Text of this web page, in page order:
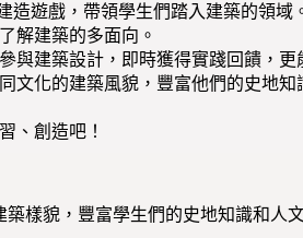
造遊戲，帶領學生們踏入建築的領域
解建築的多面向。
與建築設計，即時獲得實踐回饋，
文化的建築風貌，豐富他們的史地
、創造吧！
樣貌，豐富學生們的史地知識和人